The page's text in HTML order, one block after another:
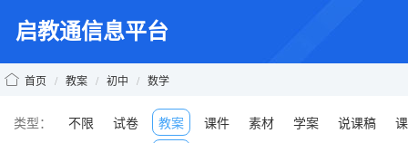
启教通信息平台
首页 / 教案 / 初中 / 数学
类型： 不限 试卷 教案 课件 素材 学案 说课稿